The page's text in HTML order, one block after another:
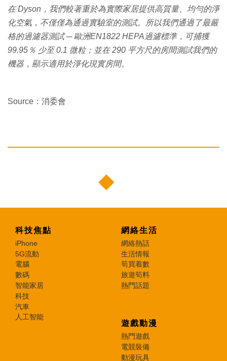
在 Dyson，我們較著重於為實際家居提供高質量、均勻的淨
化空氣，不僅僅為通過實驗室的測試。所以我們通過了最嚴
格的過濾器測試 ─ 歐洲EN1822 HEPA過濾標準，可捕獲
99.95％ 少至 0.1 微粒；並在 290 平方尺的房間測試我們的
機器，顯示適用於淨化現實房間。
Source：消委會
科技焦點
iPhone
5G流動
電腦
數碼
智能家居
科技
汽車
人工智能
網絡生活
網絡熱話
生活情報
筍買着數
旅遊筍料
熱門話題
遊戲動漫
熱門遊戲
電競裝備
動漫玩具